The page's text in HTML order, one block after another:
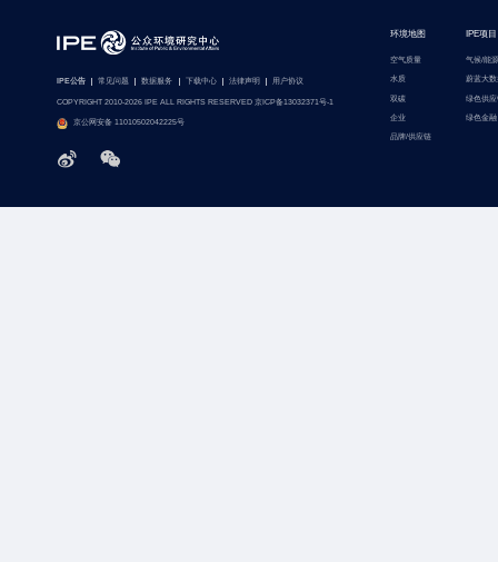
IPE公告 常见问题 数据服务 下载中心 法律声明 用户协议
COPYRIGHT 2010-2026 IPE ALL RIGHTS RESERVED 京ICP备13032371号-1
京公网安备 11010502042225号
环境地图
空气质量
水质
双碳
企业
品牌/供应链
IPE项目
气候/能源
蔚蓝大数
绿色供应
绿色金融